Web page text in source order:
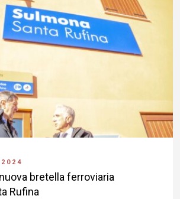
bretella ferroviaria
Rufina